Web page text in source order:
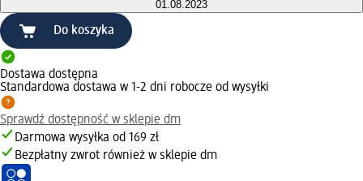
01.08.2023
Do koszyka
Dostawa dostępna
Standardowa dostawa w 1-2 dni robocze od wysyłki
Sprawdź dostępność w sklepie dm
Darmowa wysyłka od 169 zł
Bezpłatny zwrot również w sklepie dm